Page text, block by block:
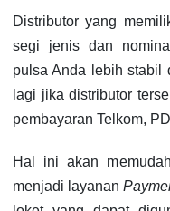
Distributor yang
segi jenis dan
pulsa Anda lebih stabil
lagi jika distributor
pembayaran Telkom,
Hal ini akan
menjadi layanan